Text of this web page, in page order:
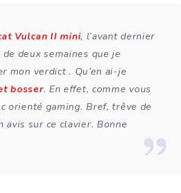
Vulcan II mini, l’avant dernier
deux semaines que je
mon verdict . Qu’en ai-je
bosser. En effet, comme vous
orienté gaming. Bref, trêve de
avis sur ce clavier. Bonne